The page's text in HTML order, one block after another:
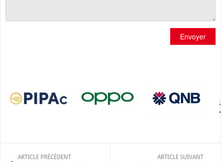
Envoyer
ARTICLE PRÉCÉDENT ARTICLE SUIVANT